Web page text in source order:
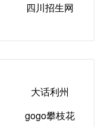
四川招生网
大话利州
大话利州
gogo攀枝花